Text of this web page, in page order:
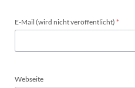
Pflichtfeld
E-Mail (wird nicht veröffentlicht) *
Webseite